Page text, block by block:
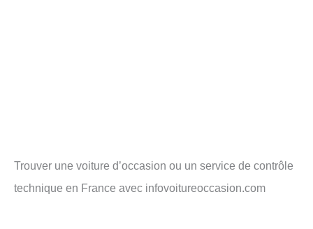
Trouver une voiture d’occasion ou un service de contrôle
technique en France avec infovoitureoccasion.com